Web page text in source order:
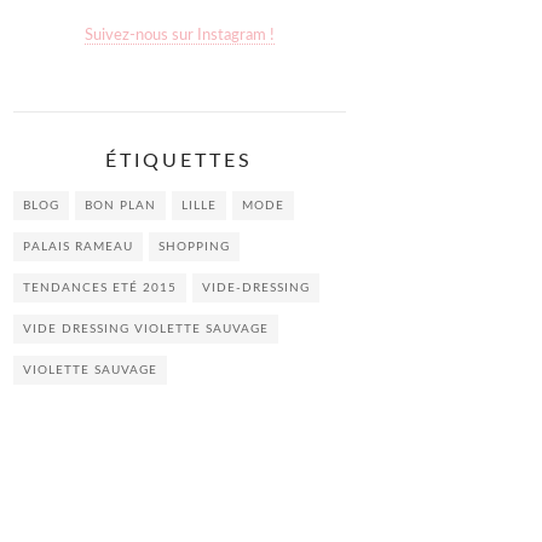
Suivez-nous sur Instagram !
ÉTIQUETTES
BLOG BON PLAN LILLE MODE
PALAIS RAMEAU SHOPPING
TENDANCES ETÉ 2015 VIDE-DRESSING
VIDE DRESSING VIOLETTE SAUVAGE
VIOLETTE SAUVAGE